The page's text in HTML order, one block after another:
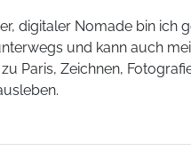
digitaler Nomade bin ich
und kann auch
Paris, Zeichnen,